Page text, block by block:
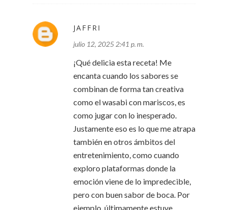
JAFFRI
julio 12, 2025 2:41 p. m.
¡Qué delicia esta receta! Me
encanta cuando los sabores se
combinan de forma tan creativa
como el wasabi con mariscos, es
como jugar con lo inesperado.
Justamente eso es lo que me atrapa
también en otros ámbitos del
entretenimiento, como cuando
exploro plataformas donde la
emoción viene de lo impredecible,
pero con buen sabor de boca. Por
ejemplo, últimamente estuve